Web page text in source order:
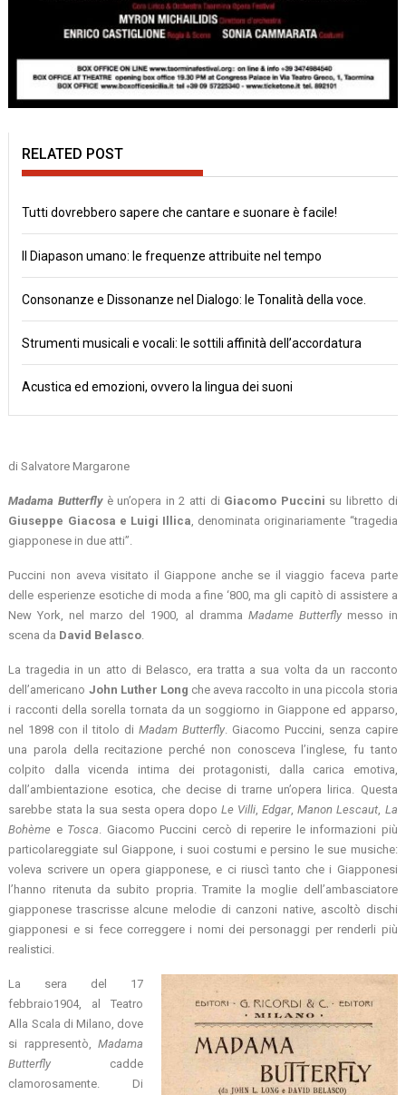
RELATED POST
Tutti dovrebbero sapere che cantare e suonare è facile!
Il Diapason umano: le frequenze attribuite nel tempo
Consonanze e Dissonanze nel Dialogo: le Tonalità della voce.
Strumenti musicali e vocali: le sottili affinità dell’accordatura
Acustica ed emozioni, ovvero la lingua dei suoni
di Salvatore Margarone
Madama Butterflyè un’opera in 2 atti di Giacomo Puccini su libretto di
Giuseppe Giacosa e Luigi Illica , denominata originariamente “tragedia
giapponese in due atti”.
Puccini non aveva visitato il Giappone anche se il viaggio faceva parte
delle esperienze esotiche di moda a fine ‘800, ma gli capitò di assistere a
New York, nel marzo del 1900, al dramma Madame Butterflymesso in
scena da David Belasco
La tragedia in un atto di Belasco, era tratta a sua volta da un racconto
dell’americano John Luther Long che aveva raccolto in una piccola storia
i racconti della sorella tornata da un soggiorno in Giappone ed apparso,
nel 1898 con il titolo di Madam Butterfly. Giacomo Puccini, senza capire
una parola della recitazione perché non conosceva l’inglese, fu tanto
colpito dalla vicenda intima dei protagonisti, dalla carica emotiva,
dall’ambientazione esotica, che decise di trarne un’opera lirica. Questa
sarebbe stata la sua sesta opera dopoLe Villi ,Edgar,Manon Lescaut La
Bohème e Tosca . Giacomo Puccini cercò di reperire le informazioni più
particolareggiate sul Giappone, i suoi costumi e persino le sue musiche:
voleva scrivere un opera giapponese, e ci riuscì tanto che i Giapponesi
l’hanno ritenuta da subito propria. Tramite la moglie dell’ambasciatore
giapponese trascrisse alcune melodie di canzoni native, ascoltò dischi
giapponesi e si fece correggere i nomi dei personaggi per renderli più
realistici.
La sera del 17
febbraio1904, al Teatro
Alla Scala di Milano, dove
si rappresentò,Madama
Butterfly cadde
clamorosamente. Di